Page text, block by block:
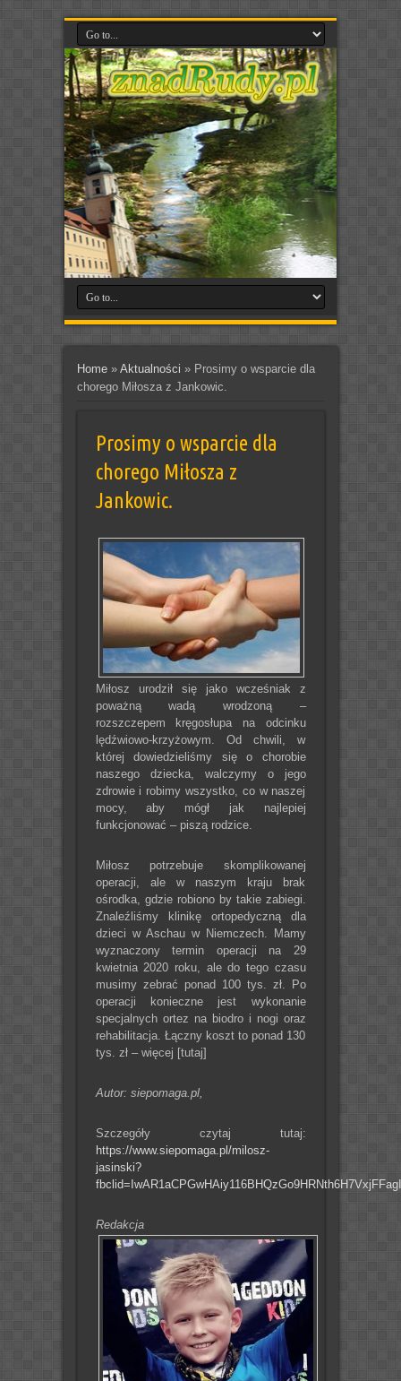
Home» Aktualności » Prosimy o wsparcie dla
chorego Miłosza z Jankowic.
Prosimy o wsparcie dla
chorego Miłosza z
Jankowic.
Miłosz urodził się jako wcześniak z
poważną wadą wrodzoną –
rozszczepem kręgosłupa na odcinku
lędźwiowo-krzyżowym. Od chwili, w
której dowiedzieliśmy się o chorobie
naszego dziecka, walczymy o jego
zdrowie i robimy wszystko, co w naszej
mocy, aby mógł jak najlepiej
funkcjonować – piszą rodzice.
Miłosz potrzebuje skomplikowanej
operacji, ale w naszym kraju brak
ośrodka, gdzie robiono by takie zabiegi.
Znaleźliśmy klinikę ortopedyczną dla
dzieci w Aschau w Niemczech. Mamy
wyznaczony termin operacji na 29
kwietnia 2020 roku, ale do tego czasu
musimy zebrać ponad 100 tys. zł. Po
operacji konieczne jest wykonanie
specjalnych ortez na biodro i nogi oraz
rehabilitacja. Łączny koszt to ponad 130
tys. zł – więcej [tutaj]
Autor: siepomaga.pl,
Szczegóły czytaj tutaj:
https://www.siepomaga.pl/milosz-
jasinski?
Redakcja